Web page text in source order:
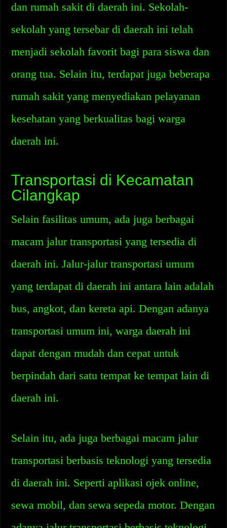
dan rumah sakit di daerah ini. Sekolah-
sekolah yang tersebar di daerah ini telah
menjadi sekolah favorit bagi para siswa dan
orang tua. Selain itu, terdapat juga beberapa
rumah sakit yang menyediakan pelayanan
kesehatan yang berkualitas bagi warga
daerah ini.
Transportasi di Kecamatan
Cilangkap
Selain fasilitas umum, ada juga berbagai
macam jalur transportasi yang tersedia di
daerah ini. Jalur-jalur transportasi umum
yang terdapat di daerah ini antara lain adalah
bus, angkot, dan kereta api. Dengan adanya
transportasi umum ini, warga daerah ini
dapat dengan mudah dan cepat untuk
berpindah dari satu tempat ke tempat lain di
daerah ini.
Selain itu, ada juga berbagai macam jalur
transportasi berbasis teknologi yang tersedia
di daerah ini. Seperti aplikasi ojek online,
sewa mobil, dan sewa sepeda motor. Dengan